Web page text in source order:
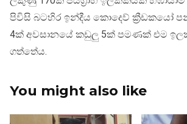
පිවිසි බටහිර ඉන්දීය කොදෙව් ක්‍රීඩකයෝ
4ක් අවසානයේ කඩුලු 5ක් පමණක් එම
ගත්තේය.
You might also like